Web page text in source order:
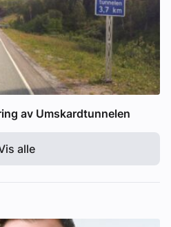
av Umskardtunnelen
alle